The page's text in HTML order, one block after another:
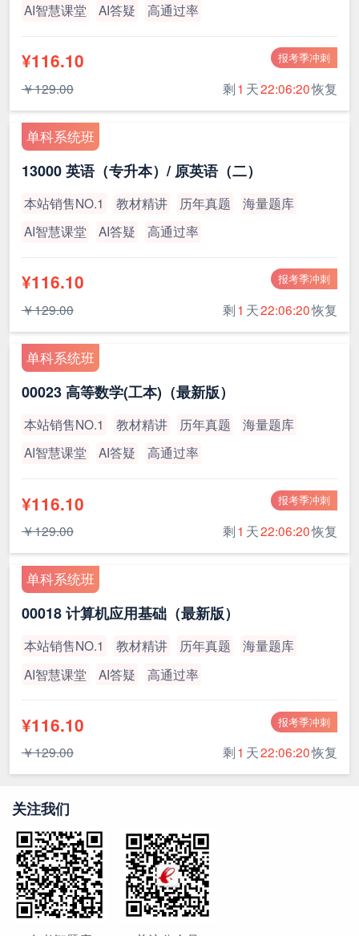
AI智慧课堂
AI答疑 高通过率
报考季冲刺
¥116.10
￥129.00 剩1 天22:06:19恢复
单科系统班
13000 英语（专升本）/ 原英语（二）
本站销售NO.1 教材精讲 历年真题
海量题库
AI智慧课堂
AI答疑 高通过率
报考季冲刺
¥116.10
￥129.00 剩1 天22:06:19恢复
单科系统班
00023 高等数学(工本)（最新版）
本站销售NO.1 教材精讲 历年真题
海量题库
AI智慧课堂
AI答疑 高通过率
报考季冲刺
¥116.10
￥129.00 剩1 天22:06:19恢复
单科系统班
00018 计算机应用基础（最新版）
本站销售NO.1 教材精讲 历年真题
海量题库
AI智慧课堂
AI答疑 高通过率
报考季冲刺
¥116.10
￥129.00 剩1 天22:06:19恢复
关注我们